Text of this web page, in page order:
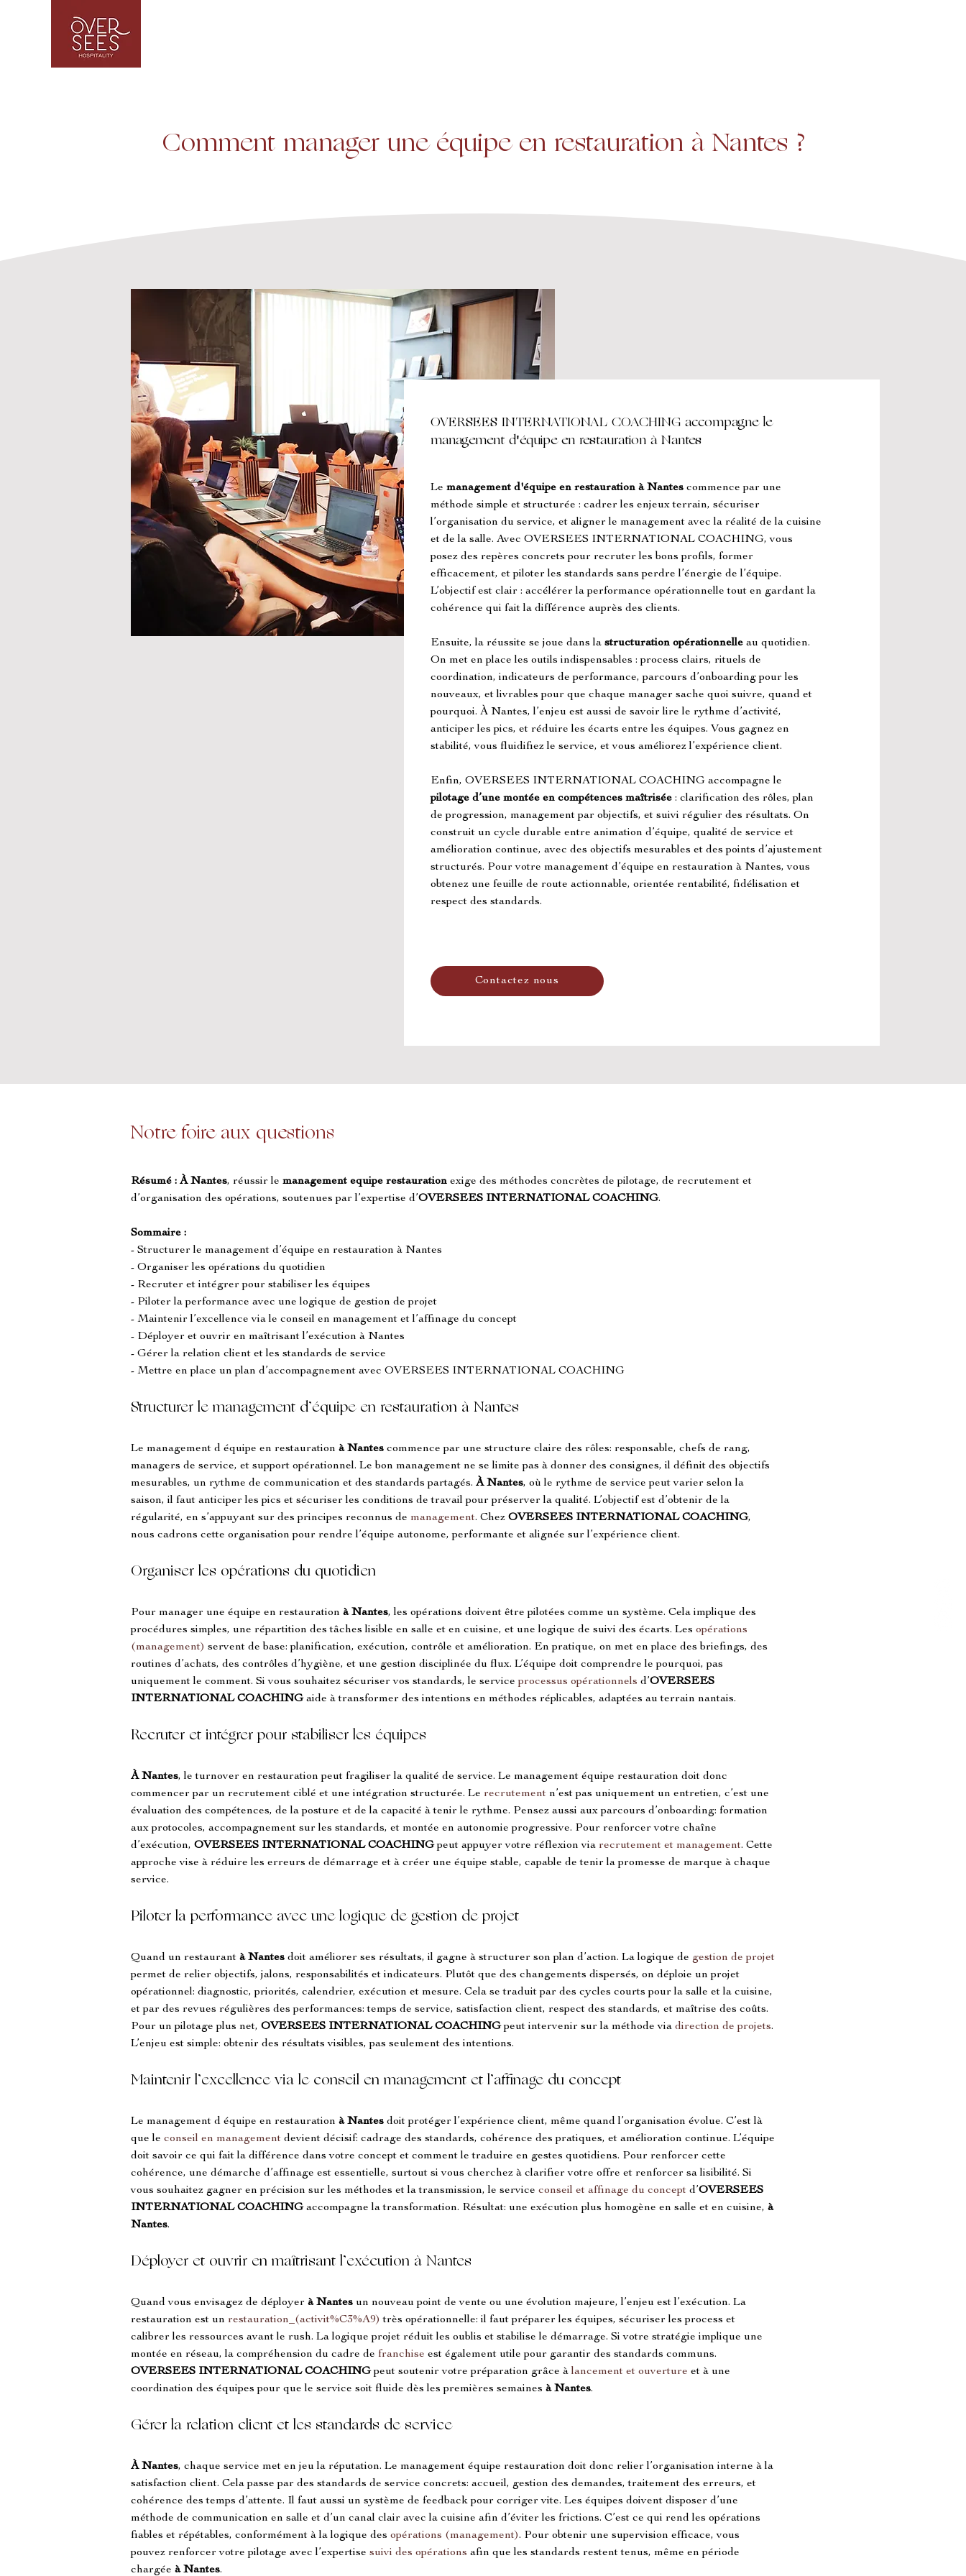
Comment manager une équipe en restauration à Nantes ?
OVERSEES INTERNATIONAL COACHING accompagne le
management d'équipe en restauration à Nantes
Le management d'équipe en restauration à Nantes commence par une
méthode simple et structurée : cadrer les enjeux terrain, sécuriser
l’organisation du service, et aligner le management avec la réalité de la cuisine
et de la salle. Avec OVERSEES INTERNATIONAL COACHING, vous
posez des repères concrets pour recruter les bons profils, former
efficacement, et piloter les standards sans perdre l’énergie de l’équipe.
L’objectif est clair : accélérer la performance opérationnelle tout en gardant la
cohérence qui fait la différence auprès des clients.
Ensuite, la réussite se joue dans la structuration opérationnelle au quotidien.
On met en place les outils indispensables : process clairs, rituels de
coordination, indicateurs de performance, parcours d’onboarding pour les
nouveaux, et livrables pour que chaque manager sache quoi suivre, quand et
pourquoi. À Nantes, l’enjeu est aussi de savoir lire le rythme d’activité,
anticiper les pics, et réduire les écarts entre les équipes. Vous gagnez en
stabilité, vous fluidifiez le service, et vous améliorez l’expérience client.
Enfin, OVERSEES INTERNATIONAL COACHING accompagne le
pilotage d’une montée en compétences maîtrisée : clarification des rôles, plan
de progression, management par objectifs, et suivi régulier des résultats. On
construit un cycle durable entre animation d’équipe, qualité de service et
amélioration continue, avec des objectifs mesurables et des points d’ajustement
structurés. Pour votre management d’équipe en restauration à Nantes, vous
obtenez une feuille de route actionnable, orientée rentabilité, fidélisation et
respect des standards.
Contactez nous
Notre foire aux questions
Résumé : À Nantes, réussir le management equipe restauration exige des méthodes concrètes de pilotage, de recrutement et
d’organisation des opérations, soutenues par l’expertise d’OVERSEES INTERNATIONAL COACHING.
Sommaire :
- Structurer le management d’équipe en restauration à Nantes
- Organiser les opérations du quotidien
- Recruter et intégrer pour stabiliser les équipes
- Piloter la performance avec une logique de gestion de projet
- Maintenir l’excellence via le conseil en management et l’affinage du concept
- Déployer et ouvrir en maîtrisant l’exécution à Nantes
- Gérer la relation client et les standards de service
- Mettre en place un plan d’accompagnement avec OVERSEES INTERNATIONAL COACHING
Structurer le management d’équipe en restauration à Nantes
Le management d équipe en restauration à Nantes commence par une structure claire des rôles: responsable, chefs de rang,
managers de service, et support opérationnel. Le bon management ne se limite pas à donner des consignes, il définit des objectifs
mesurables, un rythme de communication et des standards partagés. À Nantes, où le rythme de service peut varier selon la
saison, il faut anticiper les pics et sécuriser les conditions de travail pour préserver la qualité. L’objectif est d’obtenir de la
régularité, en s’appuyant sur des principes reconnus de management. Chez OVERSEES INTERNATIONAL COACHING,
nous cadrons cette organisation pour rendre l’équipe autonome, performante et alignée sur l’expérience client.
Organiser les opérations du quotidien
Pour manager une équipe en restauration à Nantes, les opérations doivent être pilotées comme un système. Cela implique des
procédures simples, une répartition des tâches lisible en salle et en cuisine, et une logique de suivi des écarts. Les opérations
(management) servent de base: planification, exécution, contrôle et amélioration. En pratique, on met en place des briefings, des
routines d’achats, des contrôles d’hygiène, et une gestion disciplinée du flux. L’équipe doit comprendre le pourquoi, pas
uniquement le comment. Si vous souhaitez sécuriser vos standards, le service processus opérationnels d’OVERSEES
INTERNATIONAL COACHING aide à transformer des intentions en méthodes réplicables, adaptées au terrain nantais.
Recruter et intégrer pour stabiliser les équipes
À Nantes, le turnover en restauration peut fragiliser la qualité de service. Le management équipe restauration doit donc
commencer par un recrutement ciblé et une intégration structurée. Le recrutement n’est pas uniquement un entretien, c’est une
évaluation des compétences, de la posture et de la capacité à tenir le rythme. Pensez aussi aux parcours d’onboarding: formation
aux protocoles, accompagnement sur les standards, et montée en autonomie progressive. Pour renforcer votre chaîne
d’exécution, OVERSEES INTERNATIONAL COACHING peut appuyer votre réflexion via recrutement et management. Cette
approche vise à réduire les erreurs de démarrage et à créer une équipe stable, capable de tenir la promesse de marque à chaque
service.
Piloter la performance avec une logique de gestion de projet
Quand un restaurant à Nantes doit améliorer ses résultats, il gagne à structurer son plan d’action. La logique de gestion de projet
permet de relier objectifs, jalons, responsabilités et indicateurs. Plutôt que des changements dispersés, on déploie un projet
opérationnel: diagnostic, priorités, calendrier, exécution et mesure. Cela se traduit par des cycles courts pour la salle et la cuisine,
et par des revues régulières des performances: temps de service, satisfaction client, respect des standards, et maîtrise des coûts.
Pour un pilotage plus net, OVERSEES INTERNATIONAL COACHING peut intervenir sur la méthode via direction de projets.
L’enjeu est simple: obtenir des résultats visibles, pas seulement des intentions.
Maintenir l’excellence via le conseil en management et l’affinage du concept
Le management d équipe en restauration à Nantes doit protéger l’expérience client, même quand l’organisation évolue. C’est là
que le conseil en management devient décisif: cadrage des standards, cohérence des pratiques, et amélioration continue. L’équipe
doit savoir ce qui fait la différence dans votre concept et comment le traduire en gestes quotidiens. Pour renforcer cette
cohérence, une démarche d’affinage est essentielle, surtout si vous cherchez à clarifier votre offre et renforcer sa lisibilité. Si
vous souhaitez gagner en précision sur les méthodes et la transmission, le service conseil et affinage du concept d’OVERSEES
INTERNATIONAL COACHING accompagne la transformation. Résultat: une exécution plus homogène en salle et en cuisine, à
Nantes.
Déployer et ouvrir en maîtrisant l’exécution à Nantes
Quand vous envisagez de déployer à Nantes un nouveau point de vente ou une évolution majeure, l’enjeu est l’exécution. La
restauration est un restauration_(activit%C3%A9) très opérationnelle: il faut préparer les équipes, sécuriser les process et
calibrer les ressources avant le rush. La logique projet réduit les oublis et stabilise le démarrage. Si votre stratégie implique une
montée en réseau, la compréhension du cadre de franchise est également utile pour garantir des standards communs.
OVERSEES INTERNATIONAL COACHING peut soutenir votre préparation grâce à lancement et ouverture et à une
coordination des équipes pour que le service soit fluide dès les premières semaines à Nantes.
Gérer la relation client et les standards de service
À Nantes, chaque service met en jeu la réputation. Le management équipe restauration doit donc relier l’organisation interne à la
satisfaction client. Cela passe par des standards de service concrets: accueil, gestion des demandes, traitement des erreurs, et
cohérence des temps d’attente. Il faut aussi un système de feedback pour corriger vite. Les équipes doivent disposer d’une
méthode de communication en salle et d’un canal clair avec la cuisine afin d’éviter les frictions. C’est ce qui rend les opérations
fiables et répétables, conformément à la logique des opérations (management). Pour obtenir une supervision efficace, vous
pouvez renforcer votre pilotage avec l’expertise suivi des opérations afin que les standards restent tenus, même en période
chargée à Nantes.